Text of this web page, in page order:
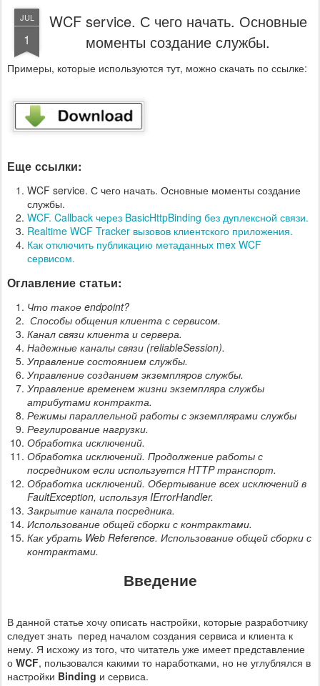
JUL
1
WCF service. С чего начать. Основные
моменты создание службы.
Примеры, которые используются тут, можно скачать по ссылке:
Еще ссылки:
WCF service. С чего начать. Основные моменты создание
службы.
WCF. Callback через BasicHttpBinding без дуплексной связи.
Realtime WCF Tracker вызовов клиентского приложения.
Как отключить публикацию метаданных mex WCF
сервисом.
Оглавление статьи:
Что такое endpoint?
Способы общения клиента с сервисом.
Канал связи клиента и сервера.
Надежные каналы связи (reliableSession).
Управление состоянием службы.
Управление созданием экземпляров службы.
Управление временем жизни экземпляра службы
атрибутами контракта.
Режимы параллельной работы с экземплярами службы
Регулирование нагрузки.
Обработка исключений.
Обработка исключений. Продолжение работы с
посредником если используется HTTP транспорт.
Обработка исключений. Обертывание всех исключений в
FaultException, используя IErrorHandler.
Закрытие канала посредника.
Использование общей сборки с контрактами.
Как убрать Web Reference. Использование общей сборки с
контрактами.
Введение
В данной статье хочу описать настройки, которые разработчику
следует знать перед началом создания сервиса и клиента к
нему. Я исхожу из того, что читатель уже имеет представление
о WCF, пользовался какими то наработками, но не углублялся в
настройки Binding и сервиса.